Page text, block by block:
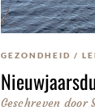
GEZONDHEID /
Geschreven door